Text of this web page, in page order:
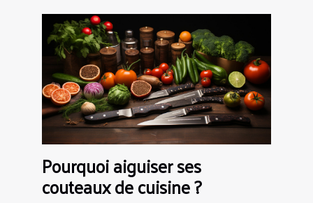
Pourquoi aiguiser ses
couteaux de cuisine ?